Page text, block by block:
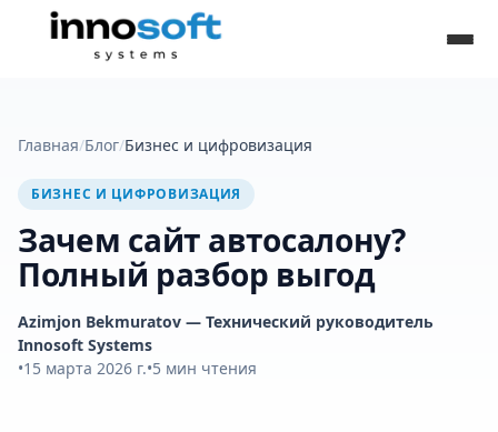
Главная/Блог/Бизнес и цифровизация
БИЗНЕС И ЦИФРОВИЗАЦИЯ
Зачем сайт автосалону?
Полный разбор выгод
Azimjon Bekmuratov — Технический руководитель
Innosoft Systems
•15 марта 2026 г.•5 мин чтения